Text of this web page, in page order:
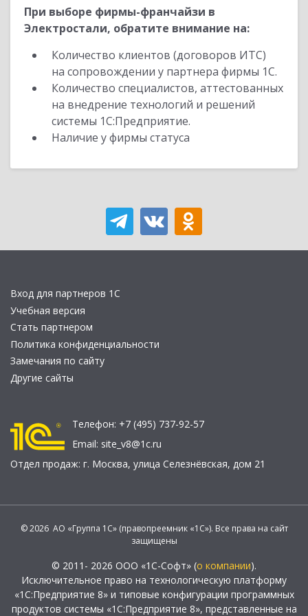
При выборе фирмы-франчайзи в
Электростали, обратите внимание на:
Количество клиентов (договоров ИТС)
на сопровождении у партнера фирмы 1С.
Количество специалистов, аттестованных
на внедрение технологий и решений
системы 1С:Предприятие.
Наличие у фирмы статуса
Вход для партнеров 1С
Учебная версия
Стать партнером
Политика конфиденциальности
Замечания по сайту
Другие сайты
Телефон: +7 (495) 737-92-57
Email: site_v8@1c.ru
Отдел продаж: г. Москва, улица Селезнёвская, дом 21
© 2026 АО «Группа 1С» (правопреемник «1С»). Все права на сайт
защищены
© 2011- 2026 ООО «1С-Софт» (о компании).
Исключительное право на технологическую платформу
«1С:Предприятие 8» и типовые конфигурации программных
продуктов системы «1С:Предприятие 8», представленные на